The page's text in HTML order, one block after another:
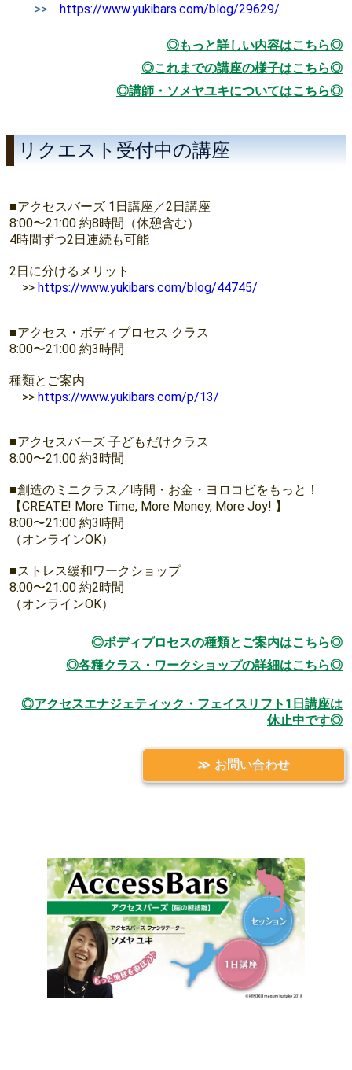
>> https://www.yukibars.com/blog/29629/
◎もっと詳しい内容はこちら◎
◎これまでの講座の様子はこちら◎
◎講師・ソメヤユキについてはこちら◎
リクエスト受付中の講座
■アクセスバーズ 1日講座／2日講座
8:00〜21:00 約8時間（休憩含む）
4時間ずつ2日連続も可能
2日に分けるメリット
>> https://www.yukibars.com/blog/44745/
■アクセス・ボディプロセス クラス
8:00〜21:00 約3時間
種類とご案内
>> https://www.yukibars.com/p/13/
■アクセスバーズ 子どもだけクラス
8:00〜21:00 約3時間
■創造のミニクラス／時間・お金・ヨロコビをもっと！
【CREATE! More Time, More Money, More Joy! 】
8:00〜21:00 約3時間
（オンラインOK）
■ストレス緩和ワークショップ
8:00〜21:00 約2時間
（オンラインOK）
◎ボディプロセスの種類とご案内はこちら◎
◎各種クラス・ワークショップの詳細はこちら◎
◎アクセスエナジェティック・フェイスリフト1日講座は
休止中です◎
お問い合わせ